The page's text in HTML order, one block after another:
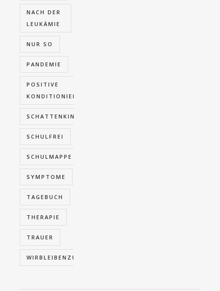
NACH DER
LEUKÄMIE
NUR SO
PANDEMIE
POSITIVE
KONDITIONIERUNG
SCHATTENKINDER
SCHULFREI
SCHULMAPPE
SYMPTOME
TAGEBUCH
THERAPIE
TRAUER
WIRBLEIBENZUHAUSE